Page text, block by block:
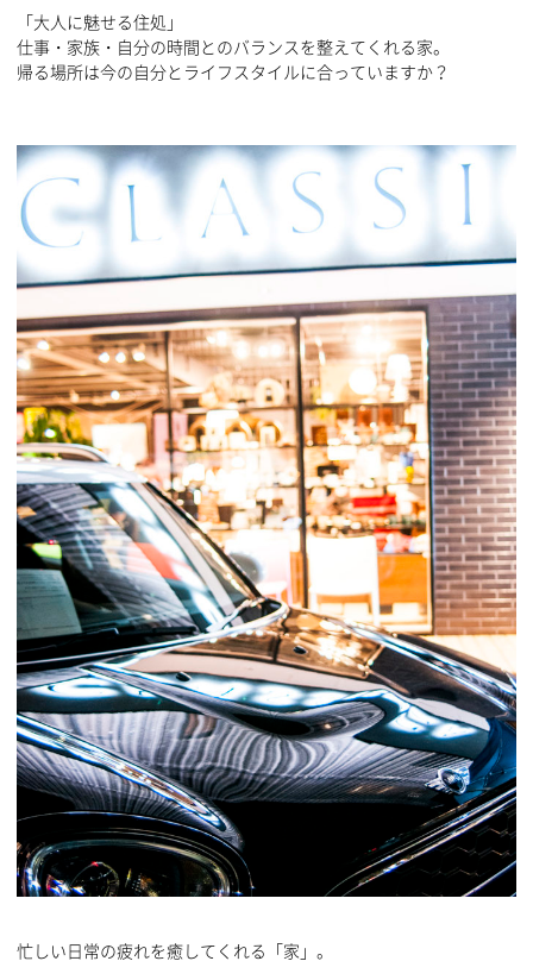
「大人に魅せる住処」
仕事・家族・自分の時間とのバランスを整えてくれる家。
帰る場所は今の自分とライフスタイルに合っていますか？
忙しい日常の疲れを癒してくれる「家」。